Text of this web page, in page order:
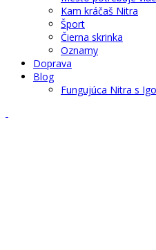
Kam kráčaš Nitra
Šport
Čierna skrinka
Oznamy
Doprava
Blog
Fungujúca Nitra s